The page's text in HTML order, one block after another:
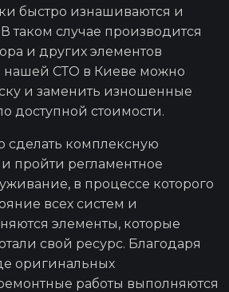
быстро изнашиваются и
таком случае производится
и других элементов
нашей СТО в Киеве можно
и заменить изношенные
доступной стоимости.
сделать комплексную
пройти регламентное
в процессе которого
всех систем и
элементы, которые
свой ресурс. Благодаря
оригинальных
работы выполняются